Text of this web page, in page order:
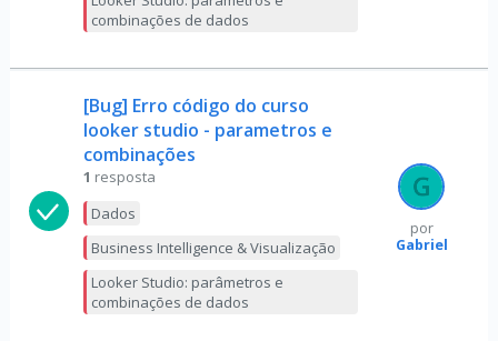
combinações de dados
[Bug] Erro código do curso
looker studio - parametros e
combinações
1 resposta
Dados
Business Intelligence & Visualização
Looker Studio: parâmetros e
combinações de dados
por
Gabriel